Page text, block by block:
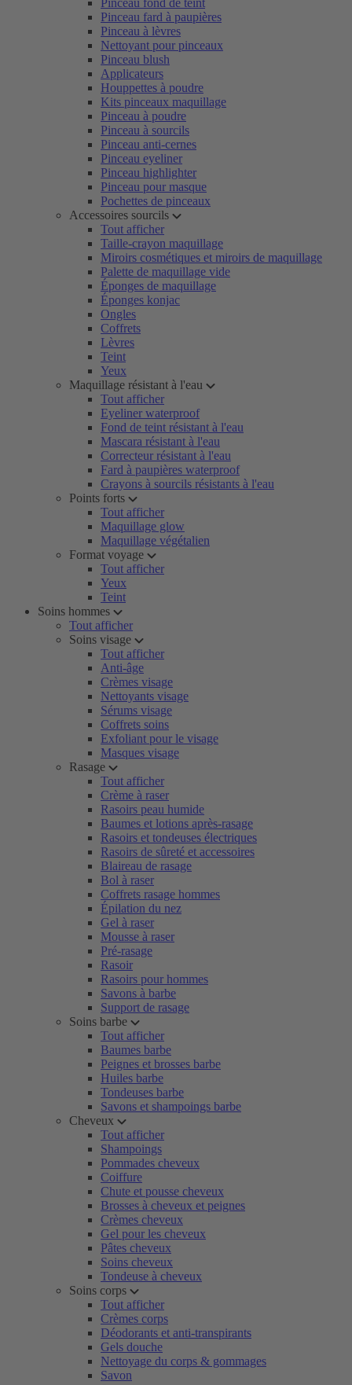
Pinceau fond de teint
Pinceau fard à paupières
Pinceau à lèvres
Nettoyant pour pinceaux
Pinceau blush
Applicateurs
Houppettes à poudre
Kits pinceaux maquillage
Pinceau à poudre
Pinceau à sourcils
Pinceau anti-cernes
Pinceau eyeliner
Pinceau highlighter
Pinceau pour masque
Pochettes de pinceaux
Accessoires sourcils
Tout afficher
Taille-crayon maquillage
Miroirs cosmétiques et miroirs de maquillage
Palette de maquillage vide
Éponges de maquillage
Éponges konjac
Ongles
Coffrets
Lèvres
Teint
Yeux
Maquillage résistant à l'eau
Tout afficher
Eyeliner waterproof
Fond de teint résistant à l'eau
Mascara résistant à l'eau
Correcteur résistant à l'eau
Fard à paupières waterproof
Crayons à sourcils résistants à l'eau
Points forts
Tout afficher
Maquillage glow
Maquillage végétalien
Format voyage
Tout afficher
Yeux
Teint
Soins hommes
Tout afficher
Soins visage
Tout afficher
Anti-âge
Crèmes visage
Nettoyants visage
Sérums visage
Coffrets soins
Exfoliant pour le visage
Masques visage
Rasage
Tout afficher
Crème à raser
Rasoirs peau humide
Baumes et lotions après-rasage
Rasoirs et tondeuses électriques
Rasoirs de sûreté et accessoires
Blaireau de rasage
Bol à raser
Coffrets rasage hommes
Épilation du nez
Gel à raser
Mousse à raser
Pré-rasage
Rasoir
Rasoirs pour hommes
Savons à barbe
Support de rasage
Soins barbe
Tout afficher
Baumes barbe
Peignes et brosses barbe
Huiles barbe
Tondeuses barbe
Savons et shampoings barbe
Cheveux
Tout afficher
Shampoings
Pommades cheveux
Coiffure
Chute et pousse cheveux
Brosses à cheveux et peignes
Crèmes cheveux
Gel pour les cheveux
Pâtes cheveux
Soins cheveux
Tondeuse à cheveux
Soins corps
Tout afficher
Crèmes corps
Déodorants et anti-transpirants
Gels douche
Nettoyage du corps & gommages
Savon